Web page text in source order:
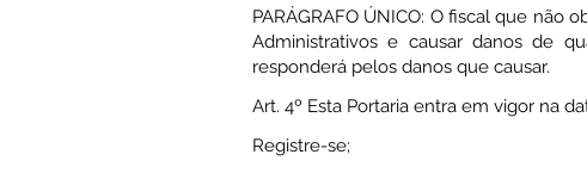
PARÁGRAFO ÚNICO: O fiscal que não
Administrativos e causar danos de
responderá pelos danos que causar.
Art. 4º Esta Portaria entra em vigor na
Registre-se;